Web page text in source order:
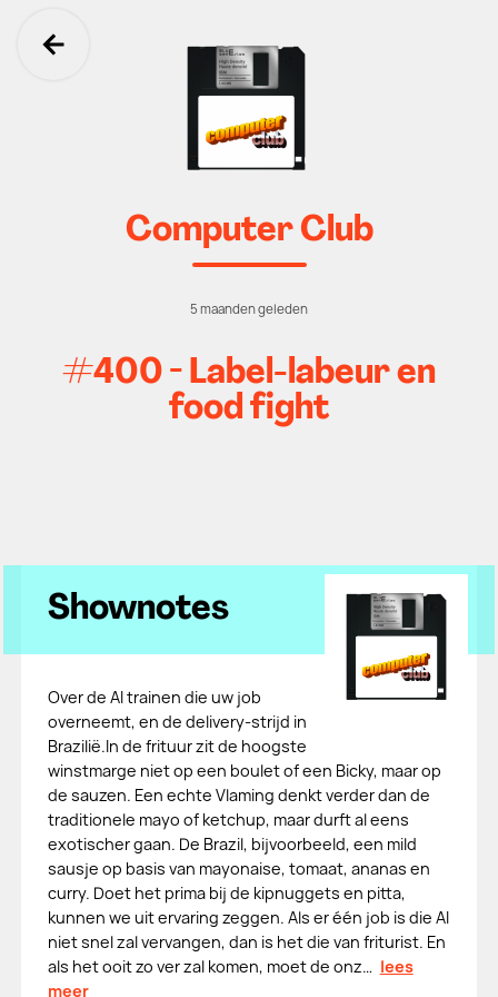
Ga terug
Computer Club
5 maanden geleden
#400 - Label-labeur en
food fight
Shownotes
Over de AI trainen die uw job
overneemt, en de delivery-strijd in
Brazilië.In de frituur zit de hoogste
winstmarge niet op een boulet of een Bicky, maar op
de sauzen. Een echte Vlaming denkt verder dan de
traditionele mayo of ketchup, maar durft al eens
exotischer gaan. De Brazil, bijvoorbeeld, een mild
sausje op basis van mayonaise, tomaat, ananas en
curry. Doet het prima bij de kipnuggets en pitta,
kunnen we uit ervaring zeggen. Als er één job is die AI
niet snel zal vervangen, dan is het die van friturist. En
als het ooit zo ver zal komen, moet de onz… lees
meer